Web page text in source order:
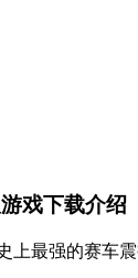
戏下载介绍
上最强的赛车